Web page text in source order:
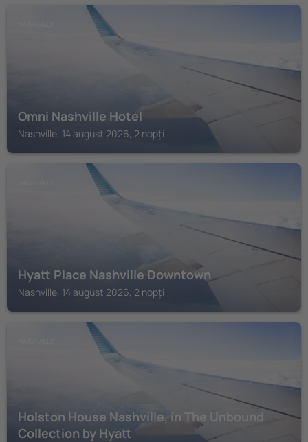
Omni Nashville Hotel
Nashville, 14 august 2026, 2 nopți
Hyatt Place Nashville Downtown
Nashville, 14 august 2026, 2 nopți
Holston House Nashville, in The Unbound
Collection by Hyatt